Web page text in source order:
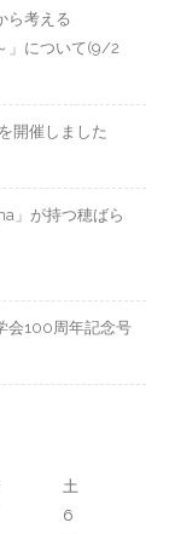
ら考える
」について(9/2
開催しました
」が持つ穂ばら
会100周年記念号
土
6